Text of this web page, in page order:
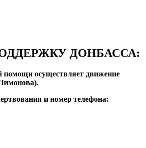
ДОНБАССА:
помощи осуществляет движение
и номер телефона: